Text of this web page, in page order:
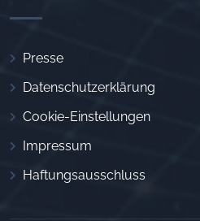
Presse
Datenschutzerklärung
Cookie-Einstellungen
Impressum
Haftungsausschluss